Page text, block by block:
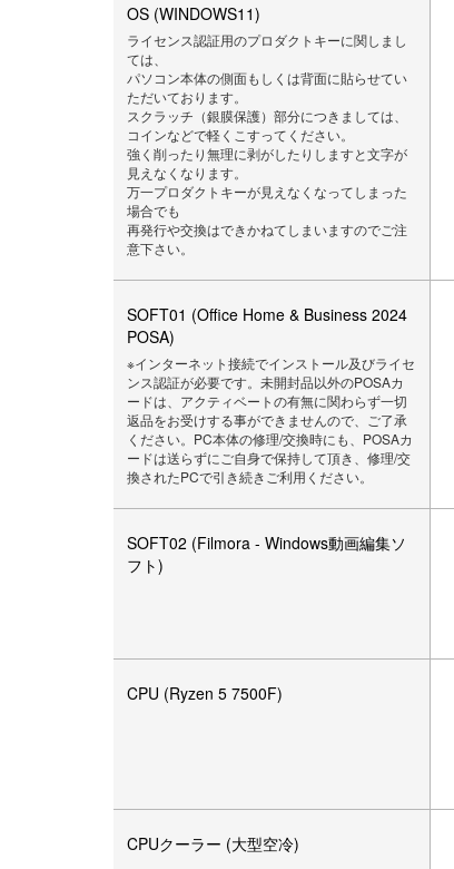
OS (WINDOWS11)
ライセンス認証用のプロダクトキーに関しまし
ては、
パソコン本体の側面もしくは背面に貼らせてい
ただいております。
スクラッチ（銀膜保護）部分につきましては、
コインなどで軽くこすってください。
強く削ったり無理に剥がしたりしますと文字が
見えなくなります。
万一プロダクトキーが見えなくなってしまった
場合でも
再発行や交換はできかねてしまいますのでご注
意下さい。
SOFT01 (Office Home & Business 2024
POSA)
※インターネット接続でインストール及びライセ
ンス認証が必要です。未開封品以外のPOSAカ
ードは、アクティベートの有無に関わらず一切
返品をお受けする事ができませんので、ご了承
ください。PC本体の修理/交換時にも、POSAカ
ードは送らずにご自身で保持して頂き、修理/交
換されたPCで引き続きご利用ください。
SOFT02 (Filmora - Windows動画編集ソ
フト)
CPU (Ryzen 5 7500F)
CPUクーラー (大型空冷)